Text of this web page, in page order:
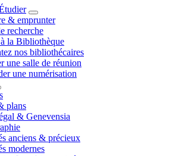
& emprunter
recherche
la Bibliothèque
nos bibliothécaires
une salle de réunion
une numérisation
plans
& Genevensia
anciens & précieux
modernes